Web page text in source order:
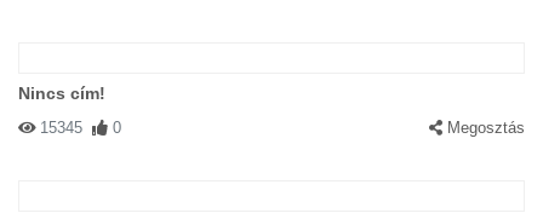
Nincs cím!
15345 0 Megosztás